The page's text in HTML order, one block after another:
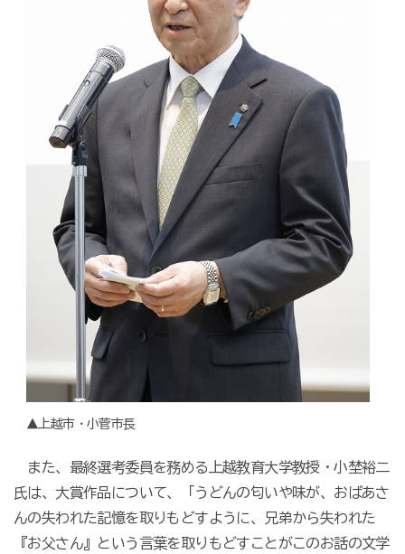
▲上越市・小菅市長
また、最終選考委員を務める上越教育大学教授・小埜裕二
氏は、大賞作品について、「うどんの匂いや味が、おばあさ
んの失われた記憶を取りもどすように、兄弟から失われた
『お父さん』という言葉を取りもどすことがこのお話の文学